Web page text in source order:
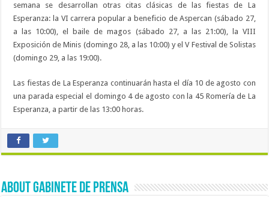
semana se desarrollan otras citas clásicas de las fiestas de La
Esperanza: la VI carrera popular a beneficio de Aspercan (sábado 27,
a las 10:00), el baile de magos (sábado 27, a las 21:00), la VIII
Exposición de Minis (domingo 28, a las 10:00) y el V Festival de Solistas
(domingo 29, a las 19:00).
Las fiestas de La Esperanza continuarán hasta el día 10 de agosto con
una parada especial el domingo 4 de agosto con la 45 Romería de La
Esperanza, a partir de las 13:00 horas.
About Gabinete de Prensa